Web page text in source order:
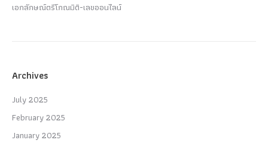
เอกลักษณ์ตรีโกณมิติ-เลขออนไลน์
Archives
July 2025
February 2025
January 2025